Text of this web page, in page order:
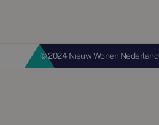
© 2024 Nieuw Wonen Nederland